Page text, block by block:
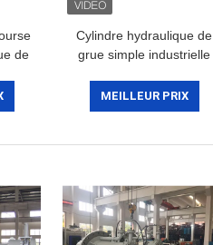
de
de
Cylindre hydraulique de
grue simple industrielle
de 45 à de 600mm
MEILLEUR PRIX